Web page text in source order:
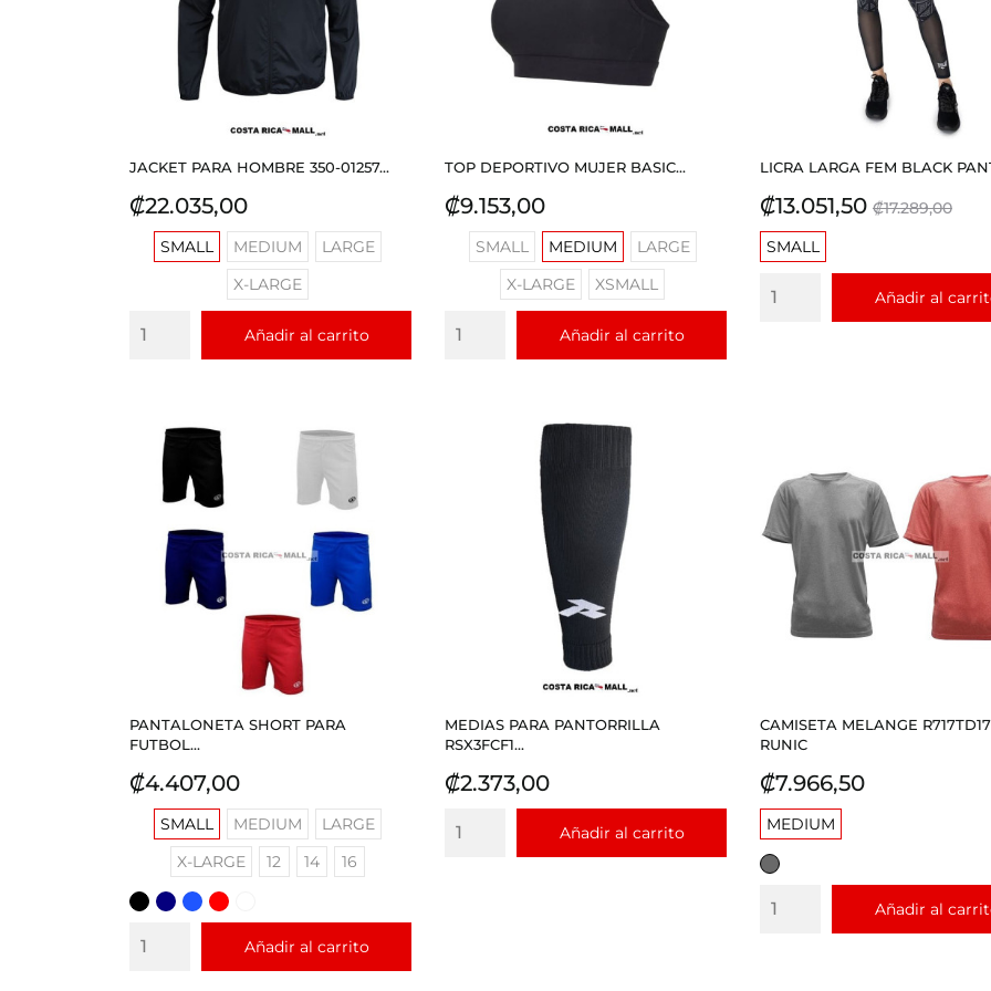
JACKET PARA HOMBRE 350-01257...
Precio
₡22.035,00
SMALL MEDIUM
LARGE
X-LARGE
Añadir al carrito
TOP DEPORTIVO MUJER BASIC...
Precio
₡9.153,00
SMALL MEDIUM
LARGE
X-LARGE
XSMALL
Añadir al carrito
LICRA LARGA FEM BLACK
Precio
₡13.051,50 Precio
₡17.289,00
SMALL
Añadir al
PANTALONETA SHORT PARA
FUTBOL...
Precio
₡4.407,00
SMALL MEDIUM
LARGE
X-LARGE
12 14 16
NEGRO
AZULAZULROJO
Añadir al carrito
MEDIAS PARA PANTORRILLA
RSX3FCF1...
Precio
₡2.373,00
Añadir al carrito
CAMISETA MELANGE R717TD17
RUNIC
Precio
₡7.966,50
MEDIUM
GRIS
Añadir al